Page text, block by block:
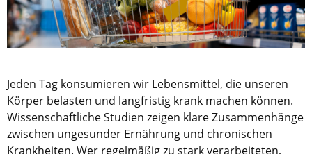
Jeden Tag konsumieren wir Lebensmittel, die unseren
Körper belasten und langfristig krank machen können.
Wissenschaftliche Studien zeigen klare Zusammenhänge
zwischen ungesunder Ernährung und chronischen
Krankheiten. Wer regelmäßig zu stark verarbeiteten,